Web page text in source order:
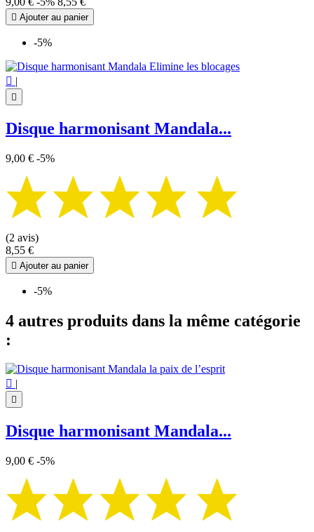
 Ajouter au panier
-5%
 |

Disque harmonisant Mandala...
9,00 € -5%
(2 avis)
8,55 €
 Ajouter au panier
-5%
4 autres produits dans la même catégorie
:
 |

Disque harmonisant Mandala...
9,00 € -5%